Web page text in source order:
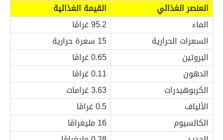
العنصر الغذائي
القيمة الغذائية
الماء
95.2 غرامًا
السعرات الحرارية
15 سعرة حرارية
البروتين
0.65 غرامًا
الدهون
0.11 غرامًا
الكربوهيدرات
3.63 غرامات
الألياف
0.5 غرامًا
الكالسيوم
16 مليغرامًا